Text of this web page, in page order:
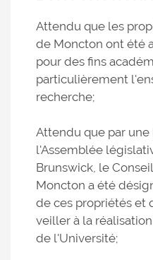
Attendu que les
de Moncton ont été
pour des fins
particulièrement
recherche;
Attendu que par
l'Assemblée
Brunswick, le
Moncton a été
de ces propriétés et
veiller à la
de l'Université;